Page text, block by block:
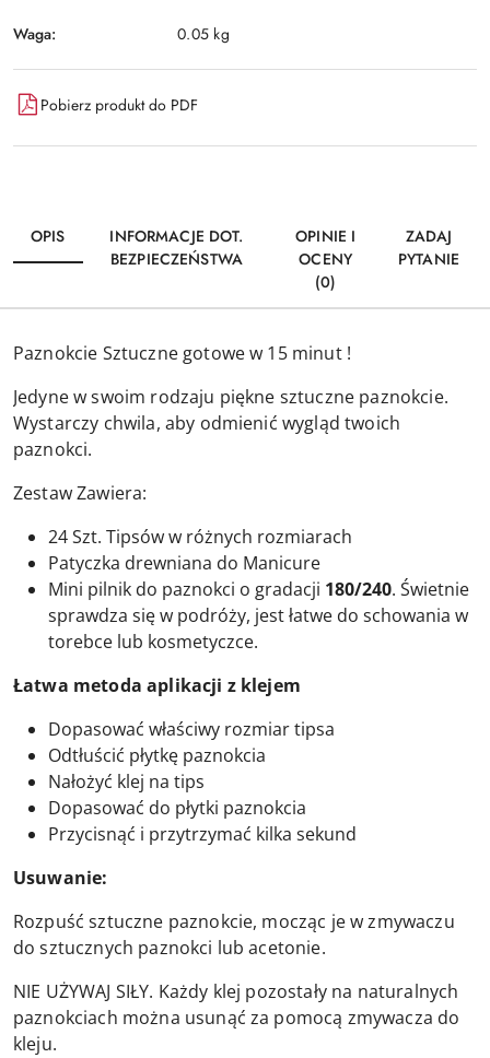
Waga: 0.05 kg
Pobierz produkt do PDF
OPIS
INFORMACJE DOT.
BEZPIECZEŃSTWA
OPINIE I
OCENY
(0)
ZADAJ
PYTANIE
Paznokcie Sztuczne gotowe w 15 minut !
Jedyne w swoim rodzaju piękne sztuczne paznokcie.
Wystarczy chwila, aby odmienić wygląd twoich
paznokci.
Zestaw Zawiera:
24 Szt. Tipsów w różnych rozmiarach
Patyczka drewniana do Manicure
Mini pilnik do paznokci o gradacji 180/240. Świetnie
sprawdza się w podróży, jest łatwe do schowania w
torebce lub kosmetyczce.
Łatwa metoda aplikacji z klejem
Dopasować właściwy rozmiar tipsa
Odtłuścić płytkę paznokcia
Nałożyć klej na tips
Dopasować do płytki paznokcia
Przycisnąć i przytrzymać kilka sekund
Usuwanie:
Rozpuść sztuczne paznokcie, mocząc je w zmywaczu
do sztucznych paznokci lub acetonie.
NIE UŻYWAJ SIŁY. Każdy klej pozostały na naturalnych
paznokciach można usunąć za pomocą zmywacza do
kleju.